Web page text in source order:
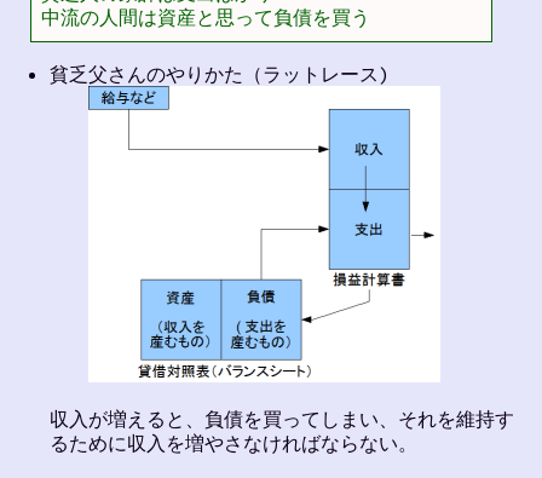
中流の人間は資産と思って負債を買う
貧乏父さんのやりかた（ラットレース)
収入が増えると、負債を買ってしまい、それを維持す
るために収入を増やさなければならない。